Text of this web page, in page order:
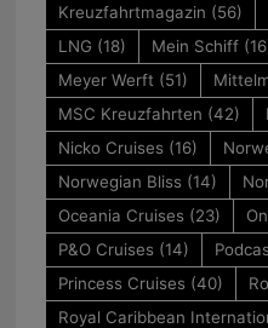
Kreuzfahrtmagazin (56)
LNG (18) Mein Schiff
Meyer Werft (51)
MSC Kreuzfahrten (42)
Nicko Cruises (16)
Norwegian Bliss (14)
Oceania Cruises (23)
P&O Cruises (14)
Princess Cruises (40)
Royal Caribbean